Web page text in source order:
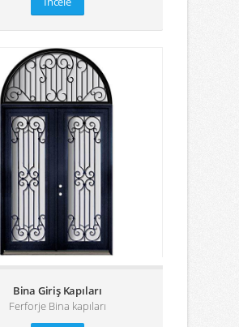
Bina Giriş Kapıları
Ferforje Bina kapıları